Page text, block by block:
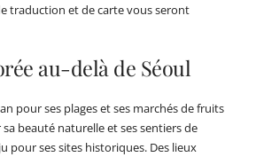
traduction et de carte vous seront
au-delà de Séoul
pour ses plages et ses marchés de fruits
sa beauté naturelle et ses sentiers de
pour ses sites historiques. Des lieux